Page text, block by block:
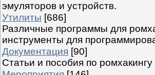
эмуляторов и устройств.
Утилиты [686]
Различные программы для
инструменты для
Документация [90]
Статьи и пособия по